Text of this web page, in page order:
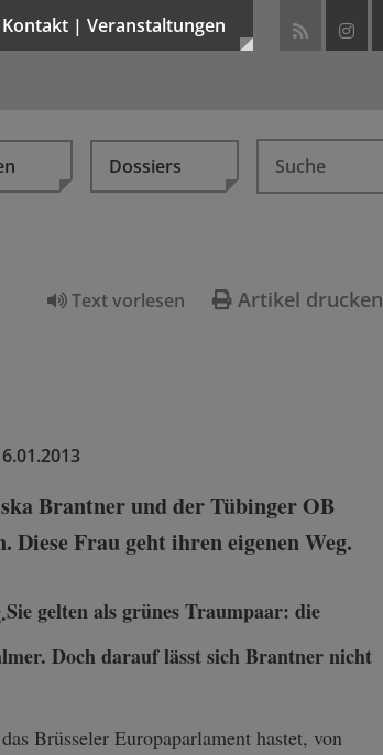
| Veranstaltungen
Dossiers
Text vorlesen Artikel drucken
Brantner und der Tübinger OB
Frau geht ihren eigenen Weg.
Sie gelten als grünes Traumpaar: die
Doch darauf lässt sich Brantner nicht
Brüsseler Europaparlament hastet, von